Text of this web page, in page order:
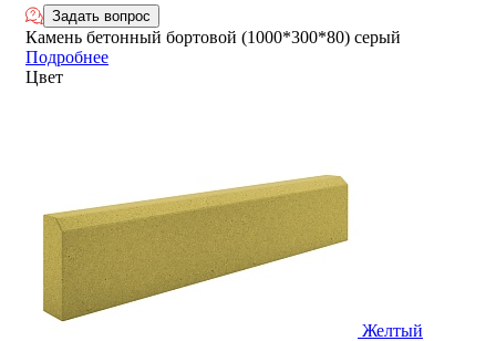
Задать вопрос
Камень бетонный бортовой (1000*300*80) серый
Подробнее
Цвет
Желтый